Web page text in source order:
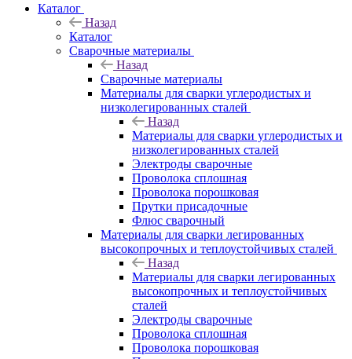
Каталог
Назад
Каталог
Сварочные материалы
Назад
Сварочные материалы
Материалы для сварки углеродистых и
низколегированных сталей
Назад
Материалы для сварки углеродистых и
низколегированных сталей
Электроды сварочные
Проволока сплошная
Проволока порошковая
Прутки присадочные
Флюс сварочный
Материалы для сварки легированных
высокопрочных и теплоустойчивых сталей
Назад
Материалы для сварки легированных
высокопрочных и теплоустойчивых
сталей
Электроды сварочные
Проволока сплошная
Проволока порошковая